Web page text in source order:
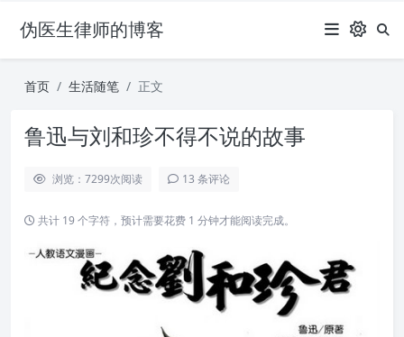
伪医生律师的博客
首页 生活随笔 正文
鲁迅与刘和珍不得不说的故事
浏览：7299次阅读 13 条评论
共计 19 个字符，预计需要花费 1 分钟才能阅读完成。